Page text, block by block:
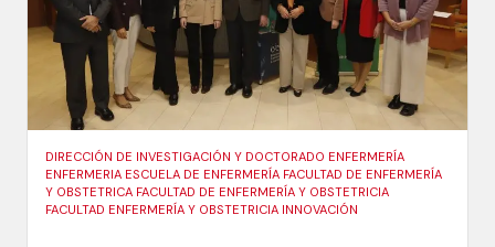
DIRECCIÓN DE INVESTIGACIÓN Y DOCTORADO ENFERMERÍA
ENFERMERIA ESCUELA DE ENFERMERÍA FACULTAD DE ENFERMERÍA
Y OBSTETRICA FACULTAD DE ENFERMERÍA Y OBSTETRICIA
FACULTAD ENFERMERÍA Y OBSTETRICIA INNOVACIÓN